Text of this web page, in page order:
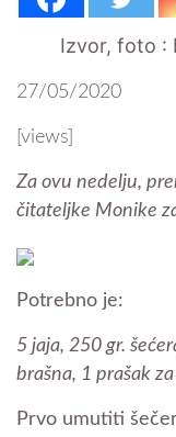
Izvor, foto :
27/05/2020
[views]
Za ovu nedelju,
čitateljke Monike
Potrebno je:
5 jaja, 250 gr.
brašna, 1 prašak
Prvo umutiti